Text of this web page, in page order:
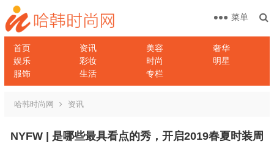
首页 资讯 美容
奢华
娱乐
彩妆 时尚
明星
服饰
生活 专栏
菜单
哈韩时尚网 资讯
NYFW | 是哪些最具看点的秀，开启2019春夏时装周